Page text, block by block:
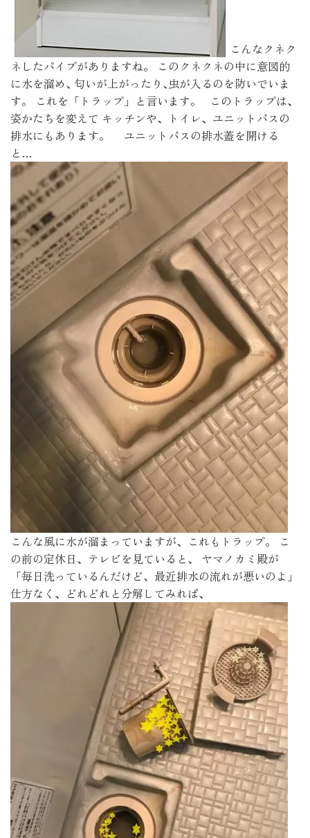
こんなクネク
ネしたパイプがありますね。 このクネクネの中に意図的
に水を溜め､ 匂いが上がったり､虫が入るのを防いでいま
す。 これを「トラップ」と言います。 このトラップは､
姿かたちを変えて キッチンや、トイレ、ユニットバスの
排水にもあります。 ユニットバスの排水蓋を開ける
と…
こんな風に水が溜まっていますが、これもトラップ。 こ
の前の定休日、テレビを見ていると、 ヤマノカミ殿が
「毎日洗っているんだけど、最近排水の流れが悪いのよ」
仕方なく、どれどれと分解してみれば､